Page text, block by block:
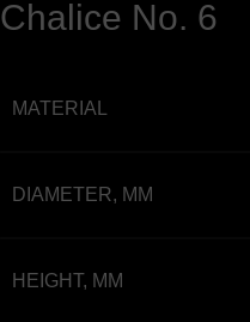
Chalice No. 6
MATERIAL
DIAMETER, MM
HEIGHT, MM